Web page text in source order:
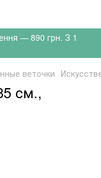
— 890 грн. З 1
веточки
см.,